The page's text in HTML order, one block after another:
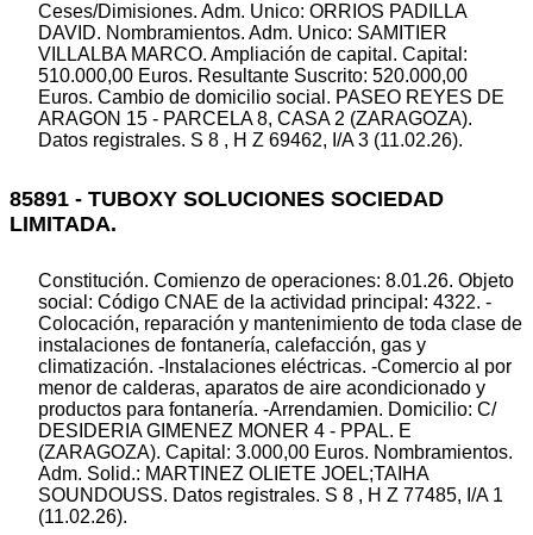
Ceses/Dimisiones. Adm. Unico: ORRIOS PADILLA
DAVID. Nombramientos. Adm. Unico: SAMITIER
VILLALBA MARCO. Ampliación de capital. Capital:
510.000,00 Euros. Resultante Suscrito: 520.000,00
Euros. Cambio de domicilio social. PASEO REYES DE
ARAGON 15 - PARCELA 8, CASA 2 (ZARAGOZA).
Datos registrales. S 8 , H Z 69462, I/A 3 (11.02.26).
85891 - TUBOXY SOLUCIONES SOCIEDAD
LIMITADA.
Constitución. Comienzo de operaciones: 8.01.26. Objeto
social: Código CNAE de la actividad principal: 4322. -
Colocación, reparación y mantenimiento de toda clase de
instalaciones de fontanería, calefacción, gas y
climatización. -Instalaciones eléctricas. -Comercio al por
menor de calderas, aparatos de aire acondicionado y
productos para fontanería. -Arrendamien. Domicilio: C/
DESIDERIA GIMENEZ MONER 4 - PPAL. E
(ZARAGOZA). Capital: 3.000,00 Euros. Nombramientos.
Adm. Solid.: MARTINEZ OLIETE JOEL;TAIHA
SOUNDOUSS. Datos registrales. S 8 , H Z 77485, I/A 1
(11.02.26).